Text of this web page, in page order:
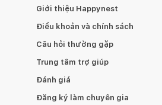
Giới thiệu Happynest
Điều khoản và chính sách
Câu hỏi thường gặp
Trung tâm trợ giúp
Đánh giá
Đăng ký làm chuyên gia